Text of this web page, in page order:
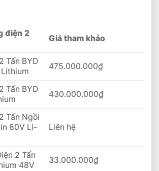
điện 2
Giá tham khảo
Tấn BYD
Lithium
475.000.000₫
Tấn BYD
430.000.000₫
Tấn Ngồi
80V Li-
Liên hệ
2 Tấn
48V
33.000.000₫